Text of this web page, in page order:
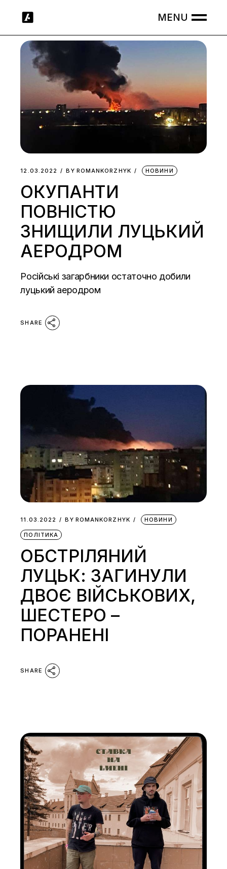
12.03.2022 BY ROMANKORZHYK НОВИНИ
ОКУПАНТИ
ПОВНІСТЮ
ЗНИЩИЛИ ЛУЦЬКИЙ
АЕРОДРОМ
Російські загарбники остаточно добили
луцький аеродром
SHARE
11.03.2022 BY ROMANKORZHYK НОВИНИ
ПОЛІТИКА
ОБСТРІЛЯНИЙ
ЛУЦЬК: ЗАГИНУЛИ
ДВОЄ ВІЙСЬКОВИХ,
ШЕСТЕРО –
ПОРАНЕНІ
SHARE